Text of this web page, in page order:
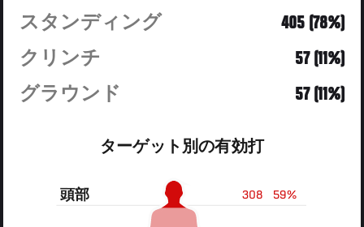
スタンディング
405 (78%)
クリンチ
57 (11%)
グラウンド
57 (11%)
ターゲット別の有効打
59%
308
頭部